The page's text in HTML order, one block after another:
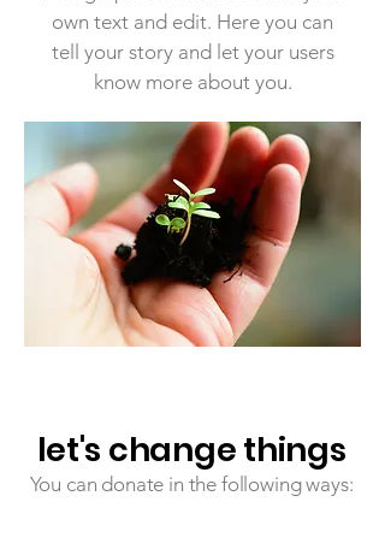
own text and edit. Here you can
tell your story and let your users
know more about you.
let's change things
You can donate in the following ways: